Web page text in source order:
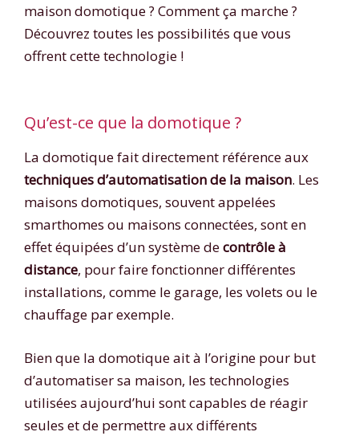
maison domotique ? Comment ça marche ?
Découvrez toutes les possibilités que vous
offrent cette technologie !
Qu’est-ce que la domotique ?
La domotique fait directement référence aux
techniques d’automatisation de la maison. Les
maisons domotiques, souvent appelées
smarthomes ou maisons connectées, sont en
effet équipées d’un système decontrôle à
distance, pour faire fonctionner différentes
installations, comme le garage, les volets ou le
chauffage par exemple.
Bien que la domotique ait à l’origine pour but
d’automatiser sa maison, les technologies
utilisées aujourd’hui sont capables de réagir
seules et de permettre aux différents